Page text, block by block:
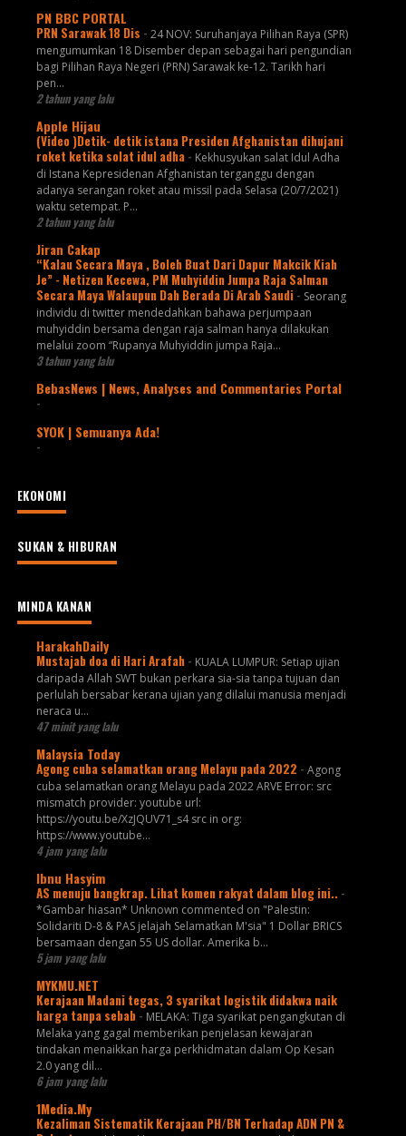
PN BBC PORTAL
PRN Sarawak 18 Dis - 24 NOV: Suruhanjaya Pilihan Raya (SPR)
mengumumkan 18 Disember depan sebagai hari pengundian
bagi Pilihan Raya Negeri (PRN) Sarawak ke-12. Tarikh hari
pen...
2 tahun yang lalu
Apple Hijau
(Video )Detik- detik istana Presiden Afghanistan dihujani
roket ketika solat idul adha - Kekhusyukan salat Idul Adha
di Istana Kepresidenan Afghanistan terganggu dengan
adanya serangan roket atau missil pada Selasa (20/7/2021)
waktu setempat. P...
2 tahun yang lalu
Jiran Cakap
“Kalau Secara Maya , Boleh Buat Dari Dapur Makcik Kiah
Je” - Netizen Kecewa, PM Muhyiddin Jumpa Raja Salman
Secara Maya Walaupun Dah Berada Di Arab Saudi - Seorang
individu di twitter mendedahkan bahawa perjumpaan
muhyiddin bersama dengan raja salman hanya dilakukan
melalui zoom “Rupanya Muhyiddin jumpa Raja...
3 tahun yang lalu
BebasNews | News, Analyses and Commentaries Portal
-
SYOK | Semuanya Ada!
-
EKONOMI
SUKAN & HIBURAN
MINDA KANAN
HarakahDaily
Mustajab doa di Hari Arafah - KUALA LUMPUR: Setiap ujian
daripada Allah SWT bukan perkara sia-sia tanpa tujuan dan
perlulah bersabar kerana ujian yang dilalui manusia menjadi
neraca u...
47 minit yang lalu
Malaysia Today
Agong cuba selamatkan orang Melayu pada 2022 - Agong
cuba selamatkan orang Melayu pada 2022 ARVE Error: src
mismatch provider: youtube url:
https://youtu.be/XzJQUV71_s4 src in org:
https://www.youtube...
4 jam yang lalu
Ibnu Hasyim
AS menuju bangkrap. Lihat komen rakyat dalam blog ini.. -
*Gambar hiasan* Unknown commented on "Palestin:
Solidariti D-8 & PAS jelajah Selamatkan M'sia" 1 Dollar BRICS
bersamaan dengan 55 US dollar. Amerika b...
5 jam yang lalu
MYKMU.NET
Kerajaan Madani tegas, 3 syarikat logistik didakwa naik
harga tanpa sebab - MELAKA: Tiga syarikat pengangkutan di
Melaka yang gagal memberikan penjelasan kewajaran
tindakan menaikkan harga perkhidmatan dalam Op Kesan
2.0 yang dil...
6 jam yang lalu
1Media.My
Kezaliman Sistematik Kerajaan PH/BN Terhadap ADN PN &